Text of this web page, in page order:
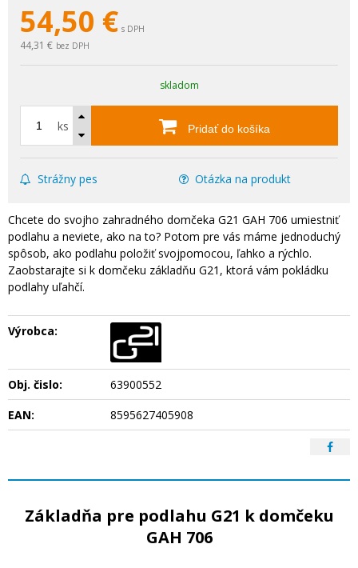
54,50 € s DPH
44,31 € bez DPH
skladom
ks Pridať do košíka
Strážny pes Otázka na produkt
Chcete do svojho zahradného domčeka G21 GAH 706 umiestniť
podlahu a neviete, ako na to? Potom pre vás máme jednoduchý
spôsob, ako podlahu položiť svojpomocou, ľahko a rýchlo.
Zaobstarajte si k domčeku základňu G21, ktorá vám pokládku
podlahy uľahčí.
Výrobca:
Obj. čislo:
63900552
EAN:
8595627405908
Základňa pre podlahu G21 k domčeku
GAH 706